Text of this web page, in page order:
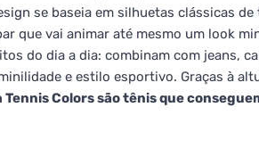
se baseia em silhuetas clássicas de
que vai animar até mesmo um look
do dia a dia: combinam com jeans,
e estilo esportivo. Graças à
Tennis Colors são tênis que